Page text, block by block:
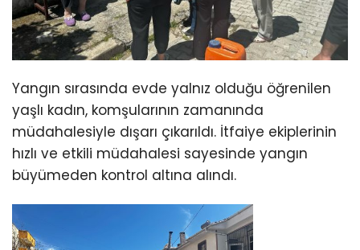
Yangın sırasında evde yalnız olduğu öğrenilen
yaşlı kadın, komşularının zamanında
müdahalesiyle dışarı çıkarıldı. İtfaiye ekiplerinin
hızlı ve etkili müdahalesi sayesinde yangın
büyümeden kontrol altına alındı.